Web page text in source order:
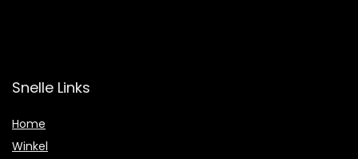
Snelle Links
Home
Winkel